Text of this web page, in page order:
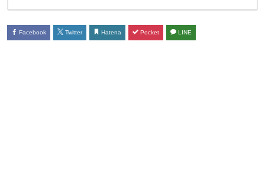
つ
い
て
Facebook Twitter Hatena Pocket LINE